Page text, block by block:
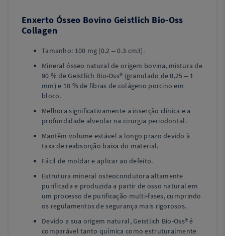
Enxerto Ósseo Bovino Geistlich Bio-Oss
Collagen
Tamanho: 100 mg (0.2 – 0.3 cm3).
Mineral ósseo natural de origem bovina, mistura de
90 % de Geistlich Bio-Oss® (granulado de 0,25 – 1
mm) e 10 % de fibras de colágeno porcino em
bloco.
Melhora significativamente a inserção clínica e a
profundidade alveolar na cirurgia periodontal.
Mantêm volume estável a longo prazo devido à
taxa de reabsorção baixa do material.
Fácil de moldar e aplicar ao defeito.
Estrutura mineral osteocondutora altamente
purificada e produzida a partir de osso natural em
um processo de purificação multi-fases, cumprindo
os regulamentos de segurança mais rigorosos.
Devido a sua origem natural, Geistlich Bio-Oss® é
comparável tanto química como estruturalmente